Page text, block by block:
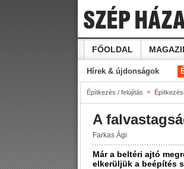
FŐOLDAL
Hírek & újdonságok
Építkezés / felújítás »
A
Farkas Ági
Már a beltéri ajtó
elkerüljük a beépítés